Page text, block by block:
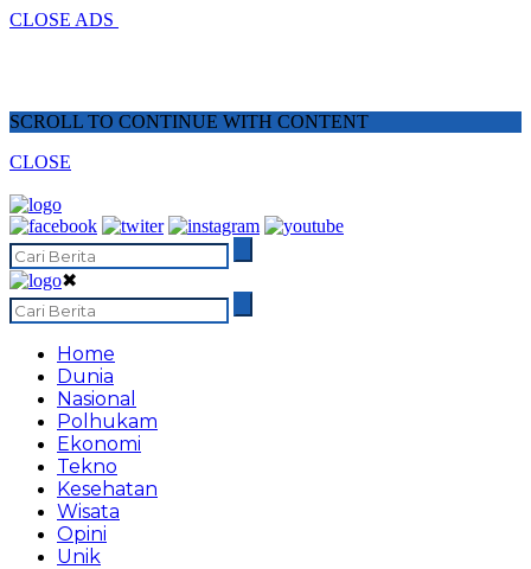
CLOSE ADS
SCROLL TO CONTINUE WITH CONTENT
CLOSE
✖
Home
Dunia
Nasional
Polhukam
Ekonomi
Tekno
Kesehatan
Wisata
Opini
Unik